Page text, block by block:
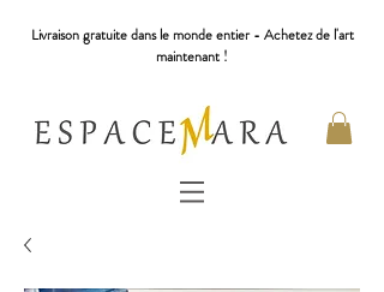
Livraison gratuite dans le monde entier - Achetez de l'art
maintenant !